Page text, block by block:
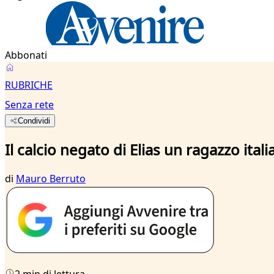
Abbonati
RUBRICHE
Senza rete
Condividi
Il calcio negato di Elias un ragazzo
di Mauro Berruto